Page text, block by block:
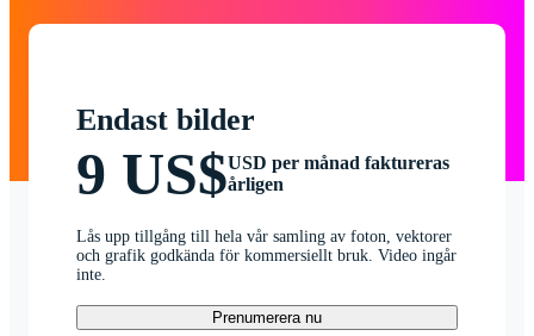
Endast bilder
9 US$USD per månad faktureras
årligen
Lås upp tillgång till hela vår samling av foton, vektorer
och grafik godkända för kommersiellt bruk. Video ingår
inte.
Prenumerera nu